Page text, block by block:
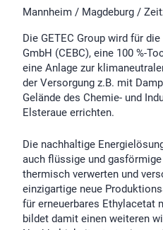
Mannheim / Magdeburg /
Die GETEC Group wird für
GmbH (CEBC), eine 100 %-
eine Anlage zur
der Versorgung z.B. mit
Gelände des Chemie- und
Elsteraue errichten.
Die nachhaltige
auch flüssige und
thermisch verwerten und
einzigartige neue
für erneuerbares Ethylacetat
bildet damit einen weiteren